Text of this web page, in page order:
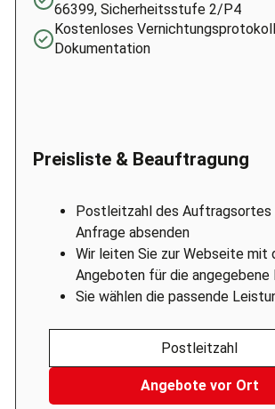
66399, Sicherheitsstufe 2/P4
Kostenloses
Dokumentation
Preisliste & Beauftragung
Postleitzahl des Auftragsortes
Anfrage absenden
Wir leiten Sie zur Webseite mit
Angeboten für die angegebene
Sie wählen die passende
Postleitzahl
Angebote vor Ort